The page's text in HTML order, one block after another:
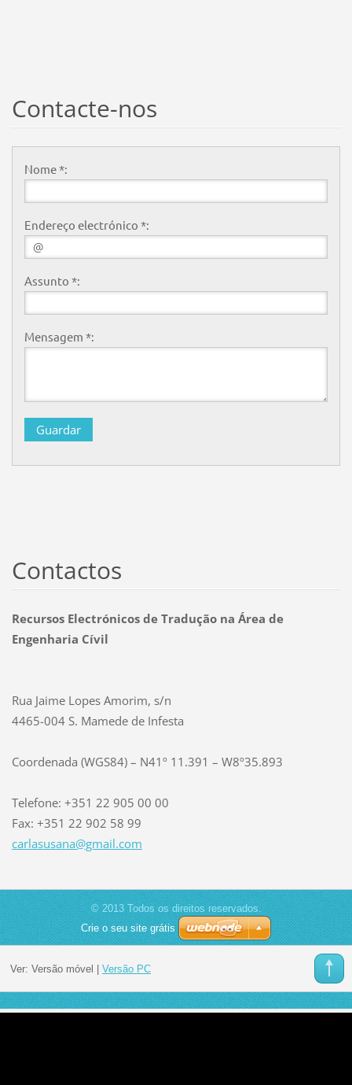
Contacte-nos
Nome *:
Endereço electrónico *:
Assunto *:
Mensagem *:
Contactos
Recursos Electrónicos de Tradução na Área de
Engenharia Cívil
Rua Jaime Lopes Amorim, s/n
4465-004 S. Mamede de Infesta
Coordenada (WGS84) – N41º 11.391 – W8º35.893
Telefone: +351 22 905 00 00
Fax: +351 22 902 58 99
carlasusana@gmail.com
© 2013 Todos os direitos reservados.
Crie o seu site grátis
Ver: Versão móvel Versão PC